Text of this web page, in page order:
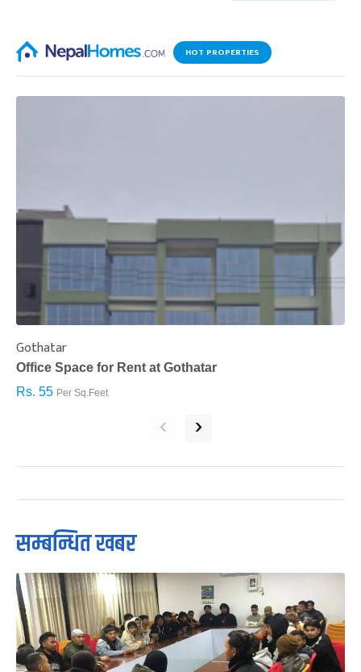
HOT PROPERTIES
Gothatar
Office Space for Rent at Gothatar
Rs. 55 Per Sq.Feet
‹ ›
सम्बन्धित खबर